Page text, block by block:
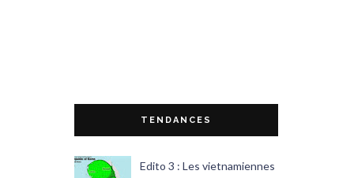
TENDANCES
Edito 3 : Les vietnamiennes